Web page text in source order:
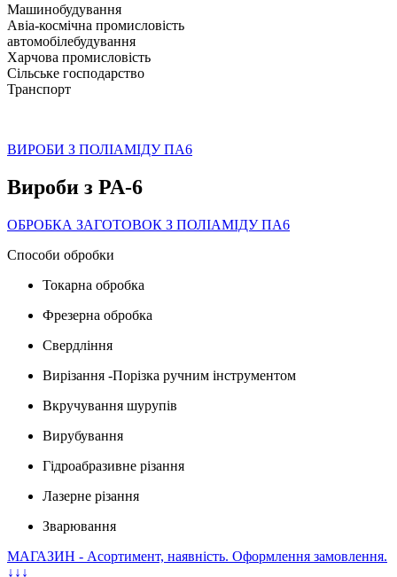
Машинобудування
Авіа-космічна промисловість
автомобілебудування
Харчова промисловість
Сільське господарство
Транспорт
ВИРОБИ З ПОЛІАМІДУ ПА6
Вироби з PA-6
ОБРОБКА ЗАГОТОВОК З ПОЛІАМІДУ ПА6
Способи обробки
Токарна обробка
Фрезерна обробка
Свердління
Вирізання -Порізка ручним інструментом
Вкручування шурупів
Вирубування
Гідроабразивне різання
Лазерне різання
Зварювання
МАГАЗИН - Асортимент, наявність. Оформлення замовлення.
↓↓↓